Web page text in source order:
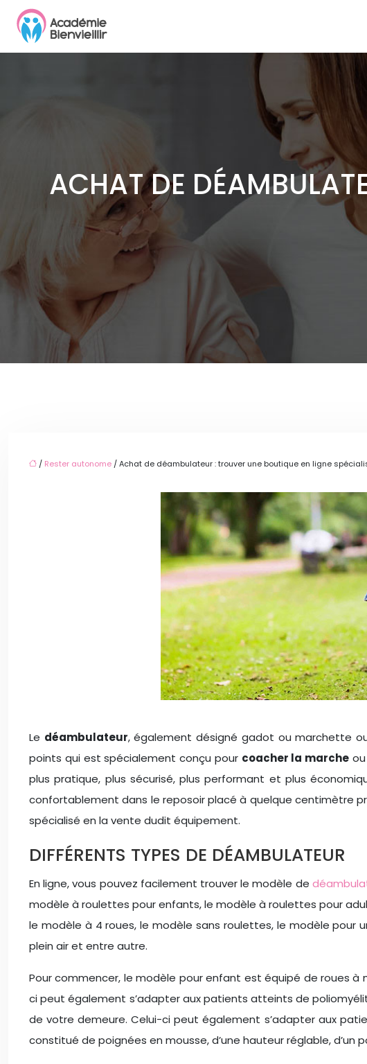
ACHAT DE
/ Rester autonome / Achat de déambulateur : trouver une boutique en ligne
Le déambulateur, également désigné gadot ou marchette
points qui est spécialement conçu pour coacher la marche
plus pratique, plus sécurisé, plus performant et plus
confortablement dans le reposoir placé à quelque centimètre
spécialisé en la vente dudit équipement.
DIFFÉRENTS TYPES DE DÉAMBULATEUR
En ligne, vous pouvez facilement trouver le modèle de
modèle à roulettes pour enfants, le modèle à roulettes pour
le modèle à 4 roues, le modèle sans roulettes, le modèle pour
plein air et entre autre.
Pour commencer, le modèle pour enfant est équipé de roues
ci peut également s’adapter aux patients atteints de
de votre demeure. Celui-ci peut également s’adapter aux
constitué de poignées en mousse, d’une hauteur réglable,